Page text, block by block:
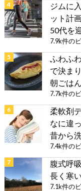
ジムに
ット計
50代を
7.9k件の
ふわふ
で決ま
朝ごは
7.7k件の
柔軟剤
なに違
昔から
7.4k件の
腹式呼
長く寒
7.1k件の